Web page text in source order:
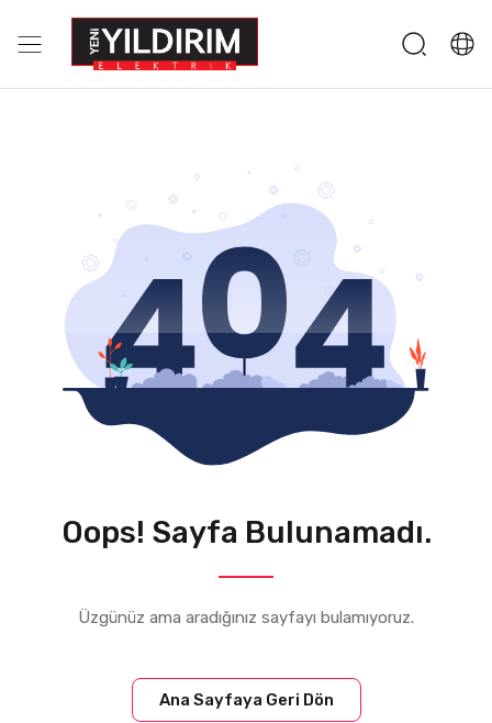
Oops! Sayfa Bulunamadı.
Üzgünüz ama aradığınız sayfayı bulamıyoruz.
Ana Sayfaya Geri Dön